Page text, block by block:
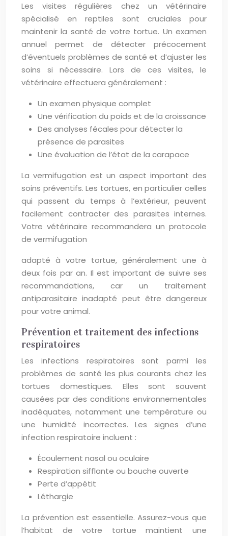
Les visites régulières chez un vétérinaire
spécialisé en reptiles sont cruciales pour
maintenir la santé de votre tortue. Un examen
annuel permet de détecter précocement
d’éventuels problèmes de santé et d’ajuster les
soins si nécessaire. Lors de ces visites, le
vétérinaire effectuera généralement :
Un examen physique complet
Une vérification du poids et de la croissance
Des analyses fécales pour détecter la
présence de parasites
Une évaluation de l’état de la carapace
La vermifugation est un aspect important des
soins préventifs. Les tortues, en particulier celles
qui passent du temps à l’extérieur, peuvent
facilement contracter des parasites internes.
Votre vétérinaire recommandera un protocole
de vermifugation
adapté à votre tortue, généralement une à
deux fois par an. Il est important de suivre ses
recommandations, car un traitement
antiparasitaire inadapté peut être dangereux
pour votre animal.
Prévention et traitement des infections
respiratoires
Les infections respiratoires sont parmi les
problèmes de santé les plus courants chez les
tortues domestiques. Elles sont souvent
causées par des conditions environnementales
inadéquates, notamment une température ou
une humidité incorrectes. Les signes d’une
infection respiratoire incluent :
Écoulement nasal ou oculaire
Respiration sifflante ou bouche ouverte
Perte d’appétit
Léthargie
La prévention est essentielle. Assurez-vous que
l’habitat de votre tortue maintient une